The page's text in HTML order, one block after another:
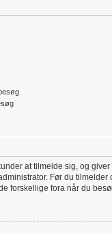
at tilmelde sig, og
Før du
forskellige fora når du